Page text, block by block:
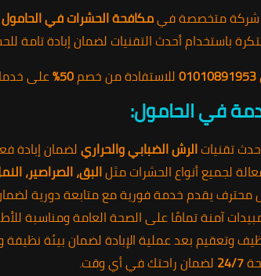
شركة متخصصة فيمكافحة الحشرات في الحامول
باستخدام أحدث التقنيات لضمان إبادة تامة
للاستفادة من خصم50% على
في الحامول:
تقنياتالرش الضبابي والحراريلضمان إبادة
لجميع أنواع الحشرات مثلالبق، الصراصير،
يقدم خدمة فورية مع متابعة دورية لضمان
آمنة تمامًا على الصحة العامة ومناسبة
وتعقيم بعد عملية الإبادة لضمان بيئة
24/7 لضمان راحتك في أي وقت.